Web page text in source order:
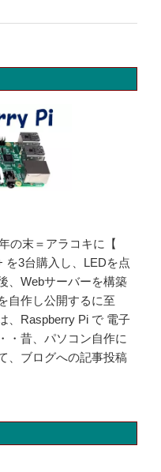
の末＝アラコキに【
を3台購入し、LEDを点
、Webサーバーを構築
自作し公開するに至
、Raspberry Pi で 電子
・昔、パソコン自作に
、ブログへの記事投稿